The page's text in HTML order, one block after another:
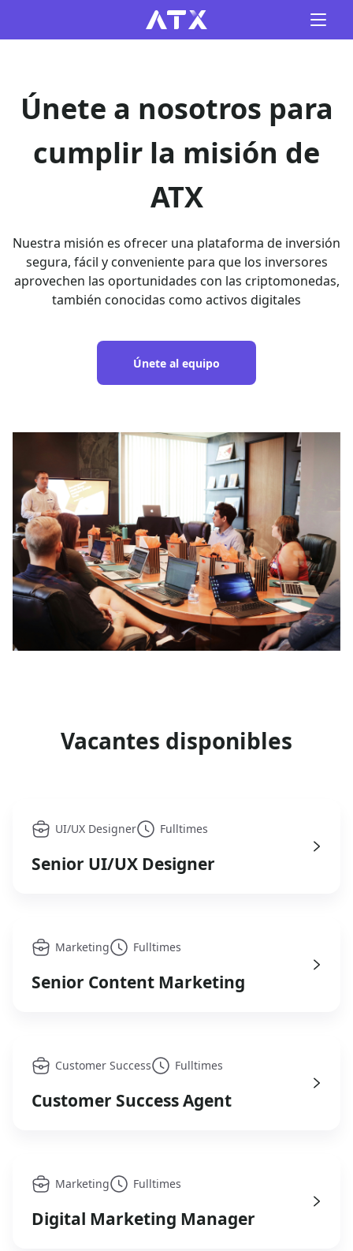
Únete a nosotros para
cumplir la misión de
ATX
Nuestra misión es ofrecer una plataforma de inversión
segura, fácil y conveniente para que los inversores
aprovechen las oportunidades con las criptomonedas,
también conocidas como activos digitales
Únete al equipo
Vacantes disponibles
UI/UX Designer Fulltimes
Senior UI/UX Designer
Marketing Fulltimes
Senior Content Marketing
Customer Success Fulltimes
Customer Success Agent
Marketing Fulltimes
Digital Marketing Manager